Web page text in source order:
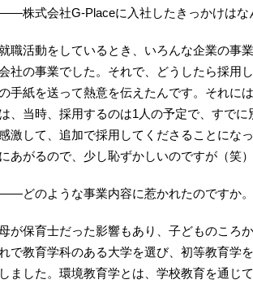
株式会社G-Placeに入社したきっかけはな
職活動をしているとき、いろんな企業の事
社の事業でした。それで、どうしたら採用
手紙を送って熱意を伝えたんです。それに
は、当時、採用するのは1人の予定で、すで
激して、追加で採用してくださることにな
にあがるので、少し恥ずかしいのですが（笑）
どのような事業内容に惹かれたのですか。
が保育士だった影響もあり、子どものころ
で教育学科のある大学を選び、初等教育学
しました。環境教育学とは、学校教育を通じ